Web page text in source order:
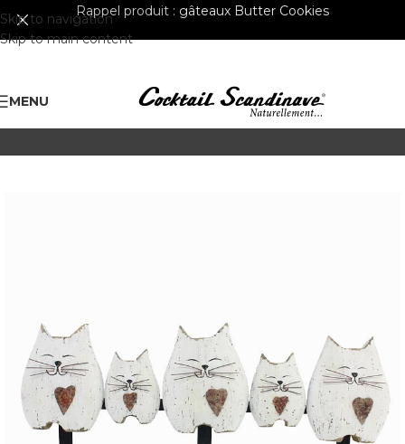
Skip to navigation
Skip to main content
Rappel produit : gâteaux Butter Cookies
MENU